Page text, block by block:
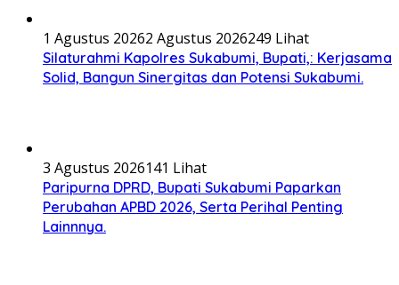
1 Agustus 20262 Agustus 2026249 Lihat
Silaturahmi Kapolres Sukabumi, Bupati,: Kerjasama
Solid, Bangun Sinergitas dan Potensi Sukabumi.
3 Agustus 2026141 Lihat
Paripurna DPRD, Bupati Sukabumi Paparkan
Perubahan APBD 2026, Serta Perihal Penting
Lainnnya.